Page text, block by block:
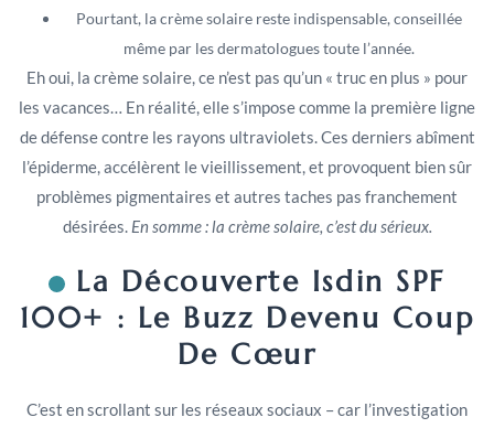
Pourtant, la crème solaire reste indispensable, conseillée
même par les dermatologues toute l’année.
Eh oui, la crème solaire, ce n’est pas qu’un « truc en plus » pour
les vacances… En réalité, elle s’impose comme la première ligne
de défense contre les rayons ultraviolets. Ces derniers abîment
l’épiderme, accélèrent le vieillissement, et provoquent bien sûr
problèmes pigmentaires et autres taches pas franchement
désirées. En somme : la crème solaire, c’est du sérieux.
La Découverte Isdin SPF
100+ : Le Buzz Devenu Coup
De Cœur
C’est en scrollant sur les réseaux sociaux – car l’investigation